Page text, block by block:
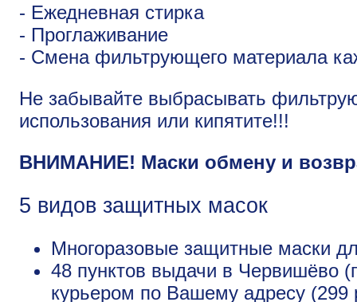
- Ежедневная стирка
- Проглаживание
- Смена фильтрующего материала
Не забывайте выбрасывать
использования или кипятите!!!
ВНИМАНИЕ! Маски обмену и
5 видов защитных масок
Многоразовые защитные маски
48 пунктов выдачи в Червишёво
курьером по Вашему адресу (299